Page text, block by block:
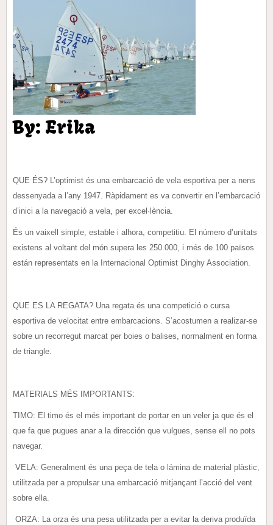
By: Erika
QUE ÉS? L’optimist és una embarcació de vela esportiva per a nens
dessenyada a l’any 1947. Ràpidament es va convertir en l’embarcació
d’inici a la navegació a vela, per excel·lència.
És un vaixell simple, estable i alhora, competitiu. El número d’unitats
existens al voltant del món supera les 250.000, i més de 100 països
están representats en la Internacional Optimist Dinghy Association.
QUE ES LA REGATA? Una regata és una competició o cursa
esportiva de velocitat entre embarcacions. S’acostumen a realizar-se
sobre un recorregut marcat per boies o balises, normalment en forma
de triangle.
MATERIALS MÉS IMPORTANTS:
TIMO: El timo és el més important de portar en un veler ja que és el
que fa que pugues anar a la dirección que vulgues, sense ell no pots
navegar.
VELA: Generalment és una peça de tela o lámina de material plàstic,
utilitzada per a propulsar una embarcació mitjançant l’acció del vent
sobre ella.
ORZA: La orza és una pesa utilitzada per a evitar la deriva produïda